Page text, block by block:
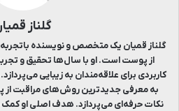
گلناز
گلناز قمیان یک متخصص و نویسنده باتجربه
از پوست است. او با سال‌ها تحقیق و
کاربردی برای علاقه‌مندان به زیبایی
به معرفی جدیدترین روش‌های مراقبت از
نکات حرفه‌ای می‌پردازد. هدف اصلی او